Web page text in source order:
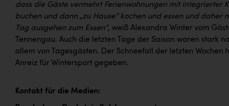
dass die Gäste vermehrt Ferienwohnungen mit integrierter
buchen und dann „zu Hause“ kochen und essen und daher
Tag ausgehen zum Essen“, weiß Alexandra Winter vom
Tennengau. Auch die letzten Tage der Saison waren stark
allem von Tagesgästen. Der Schneefall der letzten Wochen
Anreiz für Wintersport gegeben.
Kontakt für die Medien: